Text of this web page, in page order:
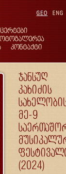
ENG
GEO
კონტაქტი
ჯანსუღ
კახიძის
მე-9
(2024)